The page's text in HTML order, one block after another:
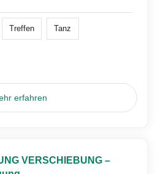
Treffen Tanz
erfahren
VERSCHIEBUNG –